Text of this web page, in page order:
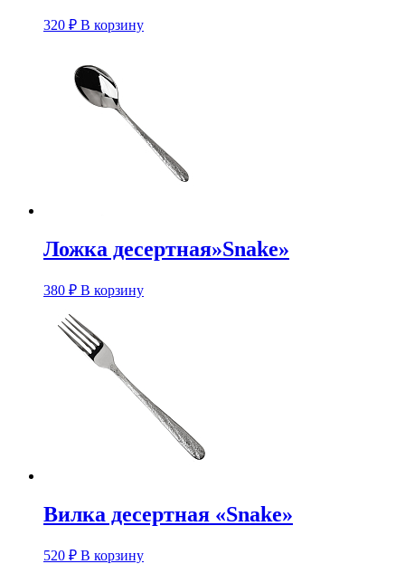
320 ₽ В корзину
Ложка десертная»Snake»
380 ₽ В корзину
Вилка десертная «Snake»
520 ₽ В корзину